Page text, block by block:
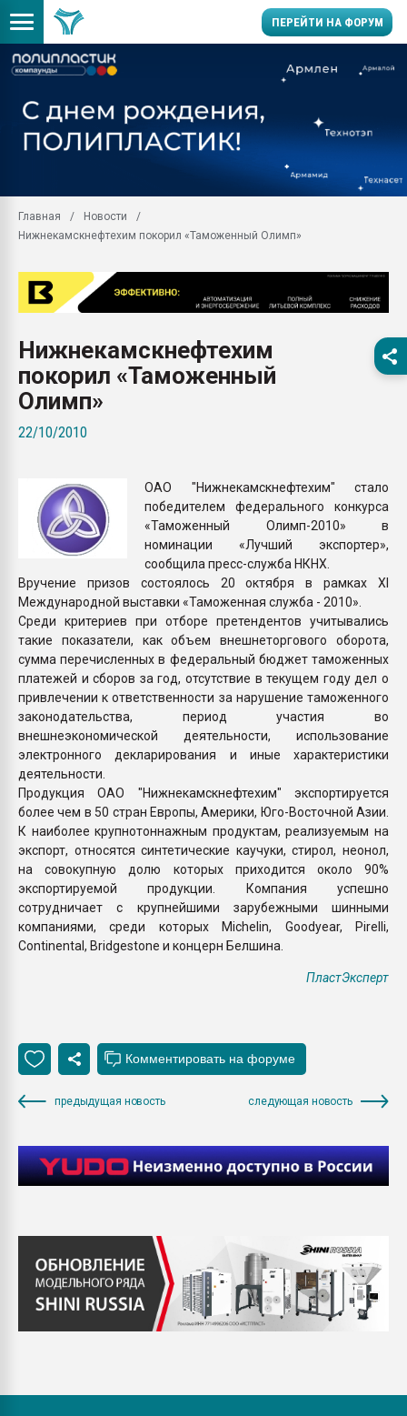
ПЕРЕЙТИ НА ФОРУМ
заводу пластмасс"
28.07.2026
28.07.2026
ПЕРЕЙТИ НА
Главная
Новости
Нижнекамскнефтехим покорил «Таможенный Олимп»
Нижнекамскнефтехим
покорил «Таможенный
Олимп»
22/10/2010
ОАО "Нижнекамскнефтехим" стало
победителем федерального конкурса
«Таможенный Олимп-2010» в
номинации «Лучший экспортер»,
сообщила пресс-служба НКНХ.
Вручение призов состоялось 20 октября в рамках XI
Международной выставки «Таможенная служба - 2010».
Среди критериев при отборе претендентов учитывались
такие показатели, как объем внешнеторгового оборота,
сумма перечисленных в федеральный бюджет таможенных
платежей и сборов за год, отсутствие в текущем году дел о
привлечении к ответственности за нарушение таможенного
законодательства, период участия во
внешнеэкономической деятельности, использование
электронного декларирования и иные характеристики
деятельности.
Продукция ОАО "Нижнекамскнефтехим" экспортируется
более чем в 50 стран Европы, Америки, Юго-Восточной Азии.
К наиболее крупнотоннажным продуктам, реализуемым на
экспорт, относятся синтетические каучуки, стирол, неонол,
на совокупную долю которых приходится около 90%
экспортируемой продукции. Компания успешно
сотрудничает с крупнейшими зарубежными шинными
компаниями, среди которых Michelin, Goodyear, Pirelli,
Continental, Bridgestone и концерн Белшина.
ПластЭксперт
предыдущая новость следующая новость